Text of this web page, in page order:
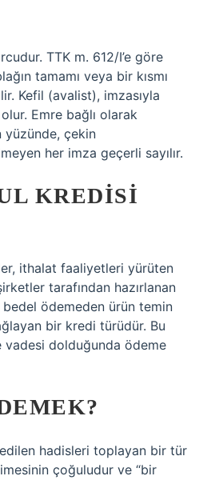
TTK m. 612/I’e göre
tamamı veya bir kısmı
Kefil (avalist), imzasıyla
Emre bağlı olarak
yüzünde, çekin
her imza geçerli sayılır.
KREDISI
ithalat faaliyetleri yürüten
tarafından hazırlanan
ödemeden ürün temin
bir kredi türüdür. Bu
dolduğunda ödeme
hadisleri toplayan bir tür
çoğuludur ve “bir